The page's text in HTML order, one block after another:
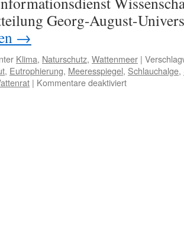
Georg-August-
→
Klima, Naturschutz, Wattenmeer |
, Eutrophierung, Meeresspiegel, Schlauchalge,
| Kommentare deaktiviertfür